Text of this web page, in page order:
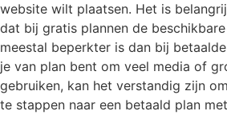
website wilt plaatsen. Het is
dat bij gratis plannen de
meestal beperkter is dan bij
je van plan bent om veel media of
gebruiken, kan het verstandig zijn
te stappen naar een betaald plan